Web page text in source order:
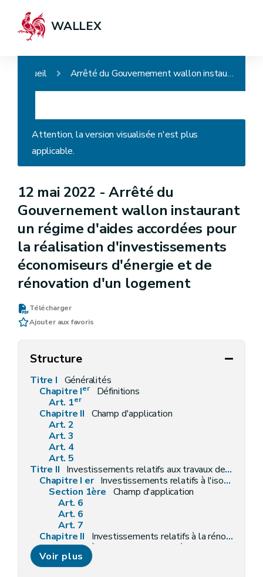
WALLEX
Accueil Arrêté du Gouvernement wallon instaurant un régime d'aides accordées pour la réalisation d'investissements économiseurs d'énergie et de rénovation d'un logement
Attention, la version visualisée n'est plus
applicable.
12 mai 2022 -Arrêté du
Gouvernement wallon instaurant
un régime d'aides accordées pour
la réalisation d'investissements
économiseurs d'énergie et de
rénovation d'un logement
Télécharger
Ajouter aux favoris
Structure
Titre I Généralités
Chapitre Ier
Définitions
Art. 1er
Chapitre II Champ d'application
Art. 2
Art. 3
Art. 4
Art. 5
Titre II Investissements relatifs aux travaux de toiture
Chapitre I er Investissements relatifs à l'isolation de la toiture
Section 1ère Champ d'application
Art. 6
Art. 6
Art. 7
Chapitre II
Investissements relatifs à la rénovation de la toiture
Section 1ère
Investissement éligibles
Art. 8
Art. 8
Voir plus